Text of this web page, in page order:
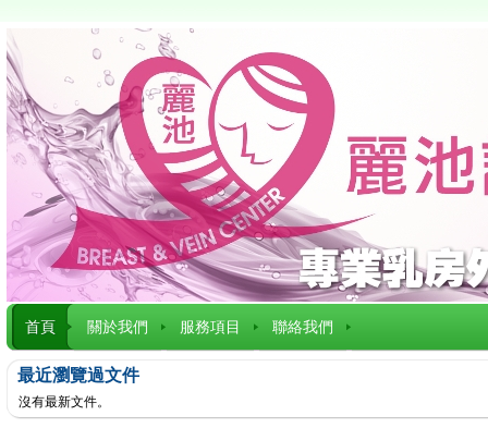
首頁 關於我們 服務項目 聯絡我們
最近瀏覽過文件
沒有最新文件。